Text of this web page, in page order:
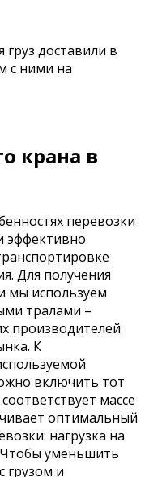
доставили в
с ними на
крана в
перевозки
эффективно
Для получения
мы используем
тралами –
производителей
К
включить тот
массе
оптимальный
нагрузка на
уменьшить
грузом и